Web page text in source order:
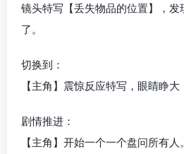
镜头特写【丢失物品的位置】，
了。
切换到：
【主角】震惊反应特写，眼睛睁大
剧情推进：
【主角】开始一个一个盘问所有人。